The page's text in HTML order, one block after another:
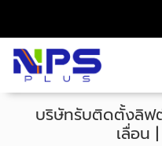
บริษัทรับติดตั้งลิฟ
เลื่อน